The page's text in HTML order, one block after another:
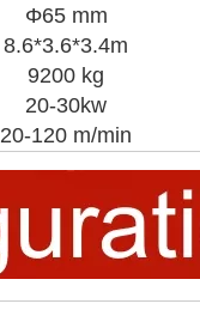
Φ65 mm
8.6*3.6*3.4m
9200 kg
20-30kw
20-120 m/min